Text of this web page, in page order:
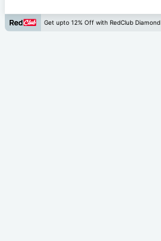
Get upto 12% Off with RedClub Diamond